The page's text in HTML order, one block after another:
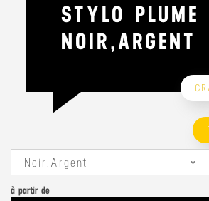
STYLO PLUME
NOIR,ARGENT
Noir,Argent
à partir de